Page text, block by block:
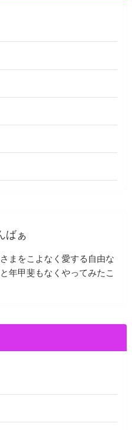
ばぁ
まをこよなく愛する自由な
年甲斐もなくやってみたこ